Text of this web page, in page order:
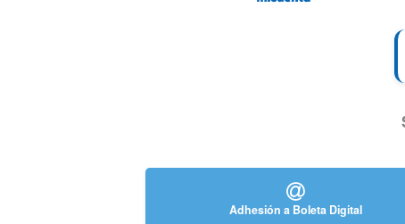
Adhesión a Boleta Digital